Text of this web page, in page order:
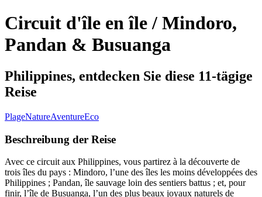
Circuit d'île en île / Mindoro,
Pandan & Busuanga
Philippines, entdecken Sie diese 11-tägige
Reise
PlageNatureAventureEco
Beschreibung der Reise
Avec ce circuit aux Philippines, vous partirez à la découverte de
trois îles du pays : Mindoro, l’une des îles les moins développées des
Philippines ; Pandan, île sauvage loin des sentiers battus ; et, pour
finir, l’île de Busuanga, l’un des plus beaux joyaux naturels de